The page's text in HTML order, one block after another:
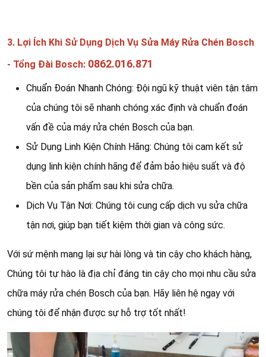
3. Lợi Ích Khi Sử Dụng Dịch Vụ Sửa Máy Rửa Chén Bosch
- Tổng Đài Bosch: 0862.016.871
Chuẩn Đoán Nhanh Chóng: Đội ngũ kỹ thuật viên tận tâm
của chúng tôi sẽ nhanh chóng xác định và chuẩn đoán
vấn đề của máy rửa chén Bosch của bạn.
Sử Dụng Linh Kiện Chính Hãng: Chúng tôi cam kết sử
dụng linh kiện chính hãng để đảm bảo hiệu suất và độ
bền của sản phẩm sau khi sửa chữa.
Dịch Vụ Tận Nơi: Chúng tôi cung cấp dịch vụ sửa chữa
tận nơi, giúp bạn tiết kiệm thời gian và công sức.
Với sứ mệnh mang lại sự hài lòng và tin cậy cho khách hàng,
Chúng tôi tự hào là địa chỉ đáng tin cậy cho mọi nhu cầu sửa
chữa máy rửa chén Bosch của bạn. Hãy liên hệ ngay với
chúng tôi để nhận được sự hỗ trợ tốt nhất!